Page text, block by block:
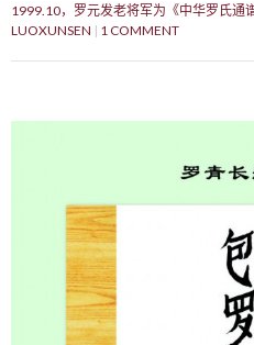
1999.10，罗元发老将军为《中华罗氏通
LUOXUNSEN
1 COMMENT